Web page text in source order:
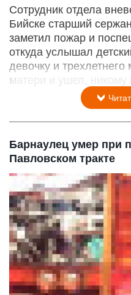
Сотрудник отдела
Бийске старший
заметил пожар и
откуда услышал
девочку и
матери и ушел, никому
Барнаулец умер при
Павловском тракте